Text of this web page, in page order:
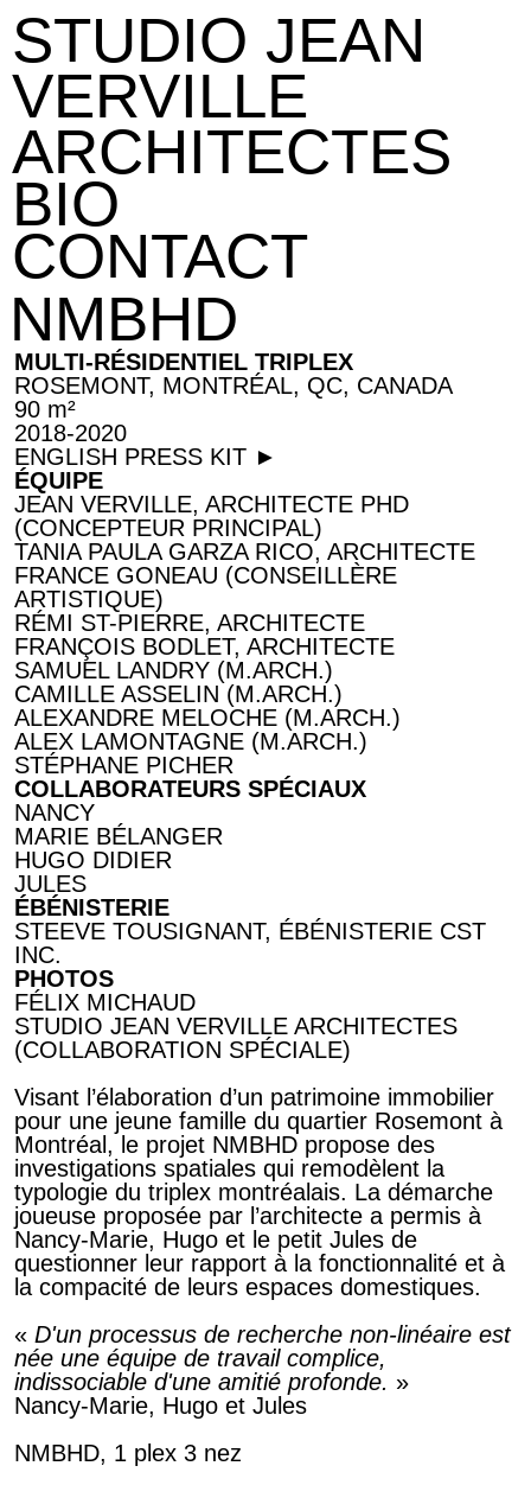
STUDIO JEAN
VERVILLE
ARCHITECTES
BIO
CONTACT
NMBHD
MULTI-RÉSIDENTIEL TRIPLEX
ROSEMONT, MONTRÉAL, QC, CANADA
90 m²
2018-2020
ENGLISH PRESS KIT ►
ÉQUIPE
JEAN VERVILLE, ARCHITECTE PHD
(CONCEPTEUR PRINCIPAL)
TANIA PAULA GARZA RICO, ARCHITECTE
FRANCE GONEAU (CONSEILLÈRE
ARTISTIQUE)
RÉMI ST-PIERRE, ARCHITECTE
FRANÇOIS BODLET, ARCHITECTE
SAMUEL LANDRY (M.ARCH.)
CAMILLE ASSELIN (M.ARCH.)
ALEXANDRE MELOCHE (M.ARCH.)
ALEX LAMONTAGNE (M.ARCH.)
STÉPHANE PICHER
COLLABORATEURS SPÉCIAUX
NANCY
MARIE BÉLANGER
HUGO DIDIER
JULES
ÉBÉNISTERIE
STEEVE TOUSIGNANT, ÉBÉNISTERIE CST
INC.
PHOTOS
FÉLIX MICHAUD
STUDIO JEAN VERVILLE ARCHITECTES
(COLLABORATION SPÉCIALE)
Visant l’élaboration d’un patrimoine immobilier
pour une jeune famille du quartier Rosemont à
Montréal, le projet NMBHD propose des
investigations spatiales qui remodèlent la
typologie du triplex montréalais. La démarche
joueuse proposée par l’architecte a permis à
Nancy-Marie, Hugo et le petit Jules de
questionner leur rapport à la fonctionnalité et à
la compacité de leurs espaces domestiques.
« D'un processus de recherche non-linéaire est
née une équipe de travail complice,
indissociable d'une amitié profonde. »
Nancy-Marie, Hugo et Jules
NMBHD, 1 plex 3 nez